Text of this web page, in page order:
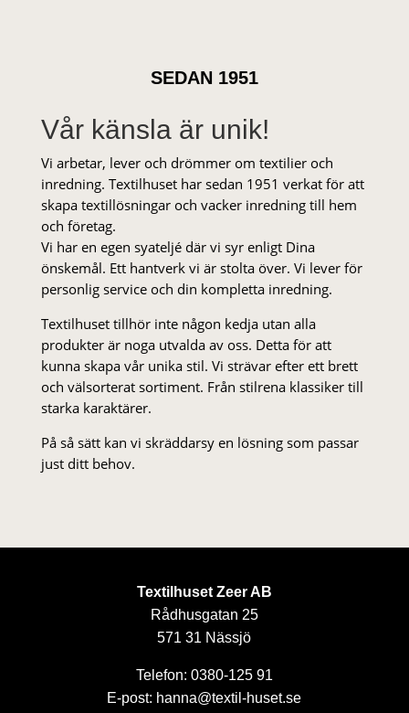
SEDAN 1951
Vår känsla är unik!
Vi arbetar, lever och drömmer om textilier och
inredning. Textilhuset har sedan 1951 verkat för att
skapa textillösningar och vacker inredning till hem
och företag.
Vi har en egen syateljé där vi syr enligt Dina
önskemål. Ett hantverk vi är stolta över. Vi lever för
personlig service och din kompletta inredning.
Textilhuset tillhör inte någon kedja utan alla
produkter är noga utvalda av oss. Detta för att
kunna skapa vår unika stil. Vi strä­var efter ett brett
och välsorterat sor­ti­ment. Från stil­rena klas­siker till
starka karaktärer.
På så sätt kan vi skräddarsy en lösning som passar
just ditt behov.
Textilhuset Zeer AB
Rådhusgatan 25
571 31 Nässjö
Telefon: 0380-125 91
E-post: hanna@textil-huset.se